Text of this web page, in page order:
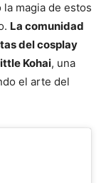
magia de estos
La comunidad
del cosplay
Kohai, una
el arte del